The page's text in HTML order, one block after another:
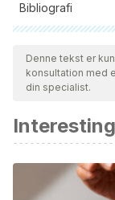
Bibliografi
Alle citerede
for at sikre deres
Bibliografien i
Kwak JS, Kim
intake and
randomized
Dec;8(6):644-
Denne tekst er
konsultation med
din specialist.